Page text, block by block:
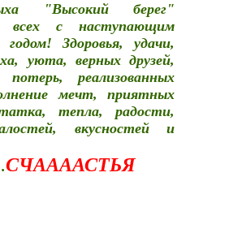
"Высокий берег"
всех с наступающим
Здоровья, удачи,
уюта, верных друзей,
реализованных
мечт, приятных
тепла, радости,
вкусностей и
СЧААААСТЬЯ